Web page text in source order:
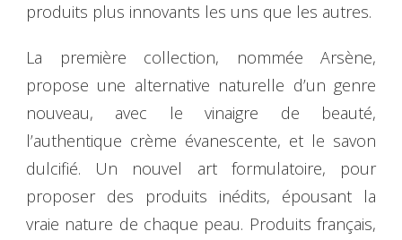
produits plus innovants les uns que les autres.
La première collection, nommée Arsène,
propose une alternative naturelle d’un genre
nouveau, avec le vinaigre de beauté,
l’authentique crème évanescente, et le savon
dulcifié. Un nouvel art formulatoire, pour
proposer des produits inédits, épousant la
vraie nature de chaque peau. Produits français,